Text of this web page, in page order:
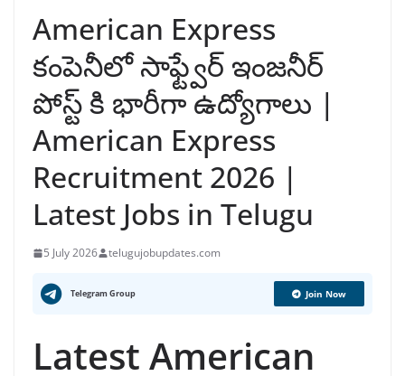
American Express
కంపెనీలో సాఫ్ట్వేర్ ఇంజనీర్
పోస్ట్ కి భారీగా ఉద్యోగాలు |
American Express
Recruitment 2026 |
Latest Jobs in Telugu
5 July 2026 telugujobupdates.com
Telegram Group Join Now
Latest American